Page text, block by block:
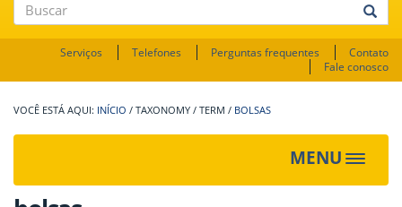
Buscar
Serviços Telefones Perguntas frequentes
Contato
Fale conosco
INÍCIO / TAXONOMY / TERM / BOLSAS
MENU
Toggle